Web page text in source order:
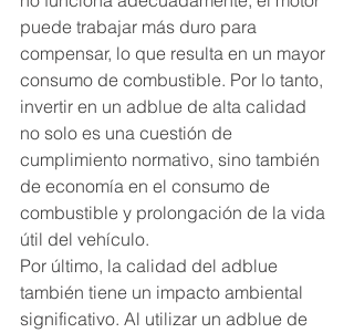
puede trabajar más duro para
compensar, lo que resulta en un mayor
consumo de combustible. Por lo tanto,
invertir en un adblue de alta calidad
no solo es una cuestión de
cumplimiento normativo, sino también
de economía en el consumo de
combustible y prolongación de la vida
útil del vehículo.
Por último, la calidad del adblue
también tiene un impacto ambiental
significativo. Al utilizar un adblue de